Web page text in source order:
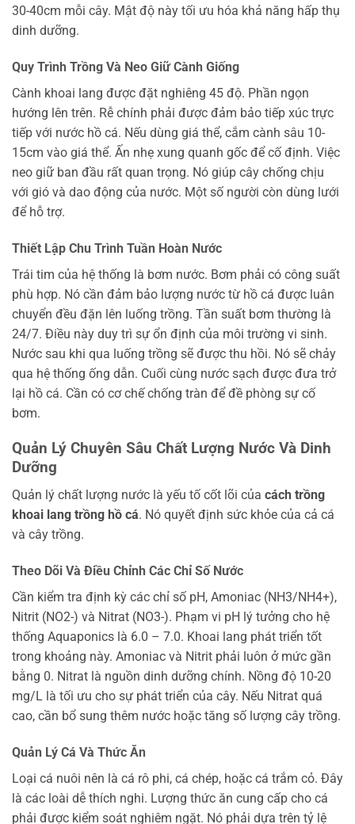
30-40cm mỗi cây. Mật độ này tối ưu hóa khả năng hấp thụ
dinh dưỡng.
Quy Trình Trồng Và Neo Giữ Cành Giống
Cành khoai lang được đặt nghiêng 45 độ. Phần ngọn
hướng lên trên. Rễ chính phải được đảm bảo tiếp xúc trực
tiếp với nước hồ cá. Nếu dùng giá thể, cắm cành sâu 10-
15cm vào giá thể. Ấn nhẹ xung quanh gốc để cố định. Việc
neo giữ ban đầu rất quan trọng. Nó giúp cây chống chịu
với gió và dao động của nước. Một số người còn dùng lưới
để hỗ trợ.
Thiết Lập Chu Trình Tuần Hoàn Nước
Trái tim của hệ thống là bơm nước. Bơm phải có công suất
phù hợp. Nó cần đảm bảo lượng nước từ hồ cá được luân
chuyển đều đặn lên luống trồng. Tần suất bơm thường là
24/7. Điều này duy trì sự ổn định của môi trường vi sinh.
Nước sau khi qua luống trồng sẽ được thu hồi. Nó sẽ chảy
qua hệ thống ống dẫn. Cuối cùng nước sạch được đưa trở
lại hồ cá. Cần có cơ chế chống tràn để đề phòng sự cố
bơm.
Quản Lý Chuyên Sâu Chất Lượng Nước Và Dinh
Dưỡng
Quản lý chất lượng nước là yếu tố cốt lõi của cách trồng
khoai lang trồng hồ cá. Nó quyết định sức khỏe của cả cá
và cây trồng.
Theo Dõi Và Điều Chỉnh Các Chỉ Số Nước
Cần kiểm tra định kỳ các chỉ số pH, Amoniac (NH3/NH4+),
Nitrit (NO2-) và Nitrat (NO3-). Phạm vi pH lý tưởng cho hệ
thống Aquaponics là 6.0 – 7.0. Khoai lang phát triển tốt
trong khoảng này. Amoniac và Nitrit phải luôn ở mức gần
bằng 0. Nitrat là nguồn dinh dưỡng chính. Nồng độ 10-20
mg/L là tối ưu cho sự phát triển của cây. Nếu Nitrat quá
cao, cần bổ sung thêm nước hoặc tăng số lượng cây trồng.
Quản Lý Cá Và Thức Ăn
Loại cá nuôi nên là cá rô phi, cá chép, hoặc cá trắm cỏ. Đây
là các loài dễ thích nghi. Lượng thức ăn cung cấp cho cá
phải được kiểm soát nghiêm ngặt. Nó phải dựa trên tỷ lệ